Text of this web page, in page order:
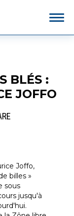
BLÉS :
JOFFO
Joffo,
billes »
sous
jusqu'à